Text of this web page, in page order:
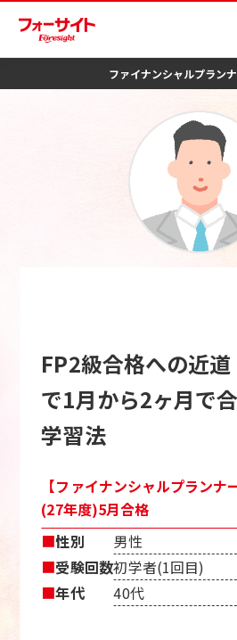
ファイナンシャルプラン
FP2級合格への近
で1月から2ヶ月で
学習法
【ファイナンシャルプラン
(27年度)5月合格
■性別
男性
■受験回数初学者(1回目)
■年代 40代